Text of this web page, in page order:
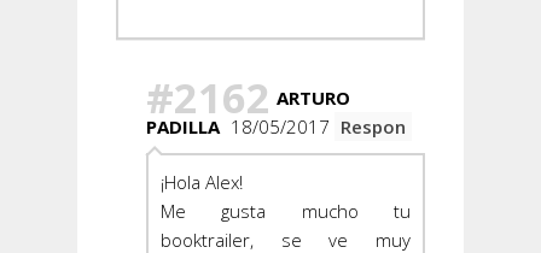
#2162 ARTURO
PADILLA 18/05/2017 Respon
¡Hola Alex!
Me gusta mucho tu
booktrailer, se ve muy